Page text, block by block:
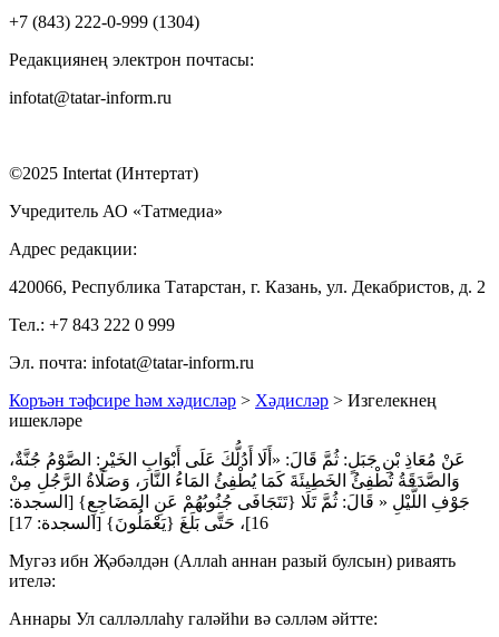
+7 (843) 222-0-999 (1304)
Редакциянең электрон почтасы:
infotat@tatar-inform.ru
©2025 Intertat (Интертат)
Учредитель АО «Татмедиа»
Адрес редакции:
420066, Республика Татарстан, г. Казань, ул. Декабристов, д. 2
Тел.: +7 843 222 0 999
Эл. почта: infotat@tatar-inform.ru
Коръән тәфсире һәм хәдисләр > Хәдисләр > Изгелекнең
ишекләре
عَنْ مُعَاذِ بْنِ جَبَلٍ: ثُمَّ قَالَ: «أَلَا أَدُلُّكَ عَلَى أَبْوَابِ الخَيْرِ: الصَّوْمُ جُنَّةٌ،
وَالصَّدَقَةُ تُطْفِئُ الخَطِيئَةَ كَمَا يُطْفِئُ المَاءُ النَّارَ، وَصَلَاةُ الرَّجُلِ مِنْ
جَوْفِ اللَّيْلِ « قَالَ: ثُمَّ تَلَا {تَتَجَافَى جُنُوبُهُمْ عَنِ المَضَاجِعِ} [السجدة:
16]، حَتَّى بَلَغَ {يَعْمَلُونَ} [السجدة: 17]
Мугәз ибн Җәбәлдән (Аллаһ аннан разый булсын) риваять
ителә:
Аннары Ул салләллаһу галәйһи вә сәлләм әйтте: